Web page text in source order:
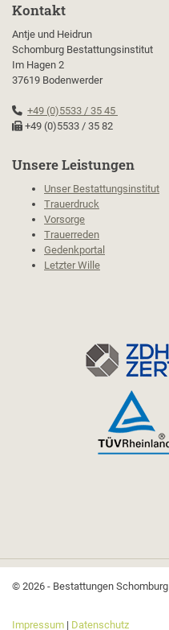
Kontakt
Antje und Heidrun
Schomburg Bestattungsinstitut
Im Hagen 2
37619 Bodenwerder
+49 (0)5533 / 35 45
+49 (0)5533 / 35 82
Unsere Leistungen
Unser Bestattungsinstitut
Trauerdruck
Vorsorge
Trauerreden
Gedenkportal
Letzter Wille
© 2026 - Bestattungen Schomburg
Impressum | Datenschutz